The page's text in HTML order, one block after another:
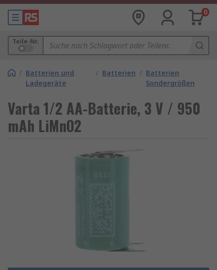
0
Teile-Nr.
/ Batterien und
Ladegeräte
/ Batterien / Batterien
Sondergrößen
Varta 1/2 AA-Batterie, 3 V / 950
mAh LiMnO2